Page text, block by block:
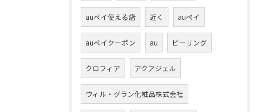
auペイ使える店 近く auペイ
auペイクーポン au ピーリング
クロフィア アクアジェル
ウィル・グラン化粧品株式会社